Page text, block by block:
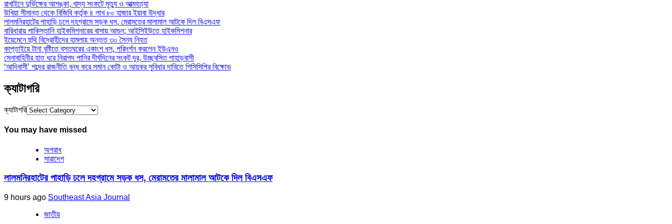
রাখাইনে দুর্ভিক্ষের আশঙ্কা, খাদ্য সংকটে মৃত্যু ও আত্মহত্যা
উখিয়া সীমান্ত থেকে বিজিবি কর্তৃক ৪ লাখ ৮০ হাজার ইয়াবা উদ্ধার
লালমনিরহাটের পাহাড়ি ঢলে দহগ্রামে সড়ক ধস, মেরামতের মালামাল আটকে দিল বিএসএফ
বারিধারায় পাকিস্তানি হাইকমিশনারের বাসায় আগুন; আইসিইউতে হাইকমিশনার
ইয়েমেনে হুথি বিদ্রোহীদের হামলায় অন্তত ৩০ সৈন্য নিহত
কাপ্তাইয়ে টানা বৃষ্টিতে বসতঘরের একাংশ ধস, পরিদর্শন করলেন ইউএনও
সেনাবাহিনীর হাত ধরে নিরাপদ পানির দীর্ঘদিনের সংকট দূর, উচ্ছ্বসিত পাহাড়বাসী
‘আদিবাসী’ শব্দের রাজনীতি বন্ধ করে সমান কোটা ও আয়কর সুবিধার দাবিতে পিসিসিপির বিক্ষোভ
ক্যাটাগরি
ক্যাটাগরি
You may have missed
অপরাধ
সারাদেশ
লালমনিরহাটের পাহাড়ি ঢলে দহগ্রামে সড়ক ধস, মেরামতের মালামাল আটকে দিল বিএসএফ
9 hours ago Southeast Asia Journal
জাতীয়